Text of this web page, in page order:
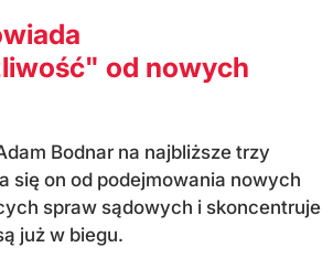
od nowych
Bodnar na najbliższe trzy
się on od podejmowania nowych
spraw sądowych i skoncentruje
już w biegu.